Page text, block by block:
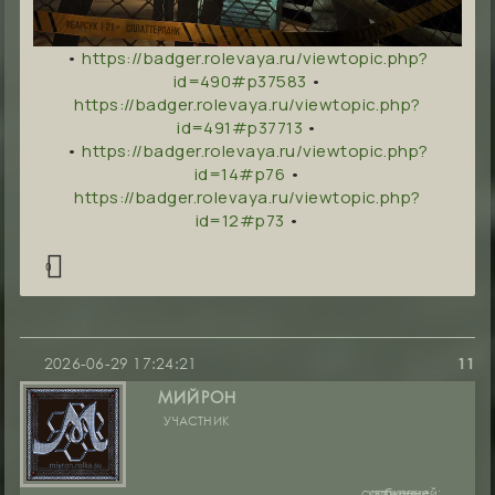
•https://badger.rolevaya.ru/viewtopic.php?
id=490#p37583 •
https://badger.rolevaya.ru/viewtopic.php?
id=491#p37713 •
•https://badger.rolevaya.ru/viewtopic.php?
id=14#p76 •
https://badger.rolevaya.ru/viewtopic.php?
id=12#p73 •
0
11
2026-06-29 17:24:21
МИЙРОН
УЧАСТНИК